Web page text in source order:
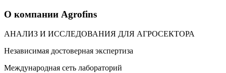
О компании Agrofins
АНАЛИЗ И ИССЛЕДОВАНИЯ ДЛЯ АГРОСЕКТОРА
Независимая достоверная экспертиза
Международная сеть лабораторий